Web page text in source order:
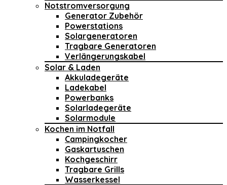
Notstromversorgung
Generator Zubehör
Powerstations
Solargeneratoren
Tragbare Generatoren
Verlängerungskabel
Solar & Laden
Akkuladegeräte
Ladekabel
Powerbanks
Solarladegeräte
Solarmodule
Kochen im Notfall
Campingkocher
Gaskartuschen
Kochgeschirr
Tragbare Grills
Wasserkessel